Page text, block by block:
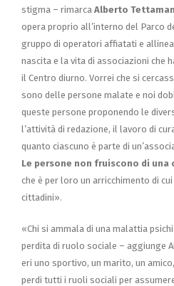
stigma – rimarca Alberto
opera proprio all’interno del Parco
gruppo di operatori affiatati e
nascita e la vita di associazioni che
il Centro diurno. Vorrei che si
sono delle persone malate e noi
queste persone proponendo le
l’attività di redazione, il lavoro di
quanto ciascuno è parte di
Le persone non fruiscono di una
che è per loro un arricchimento di
cittadini».
«Chi si ammala di una malattia
perdita di ruolo sociale – aggiunge
eri uno sportivo, un marito, un
perdi tutti i ruoli sociali per